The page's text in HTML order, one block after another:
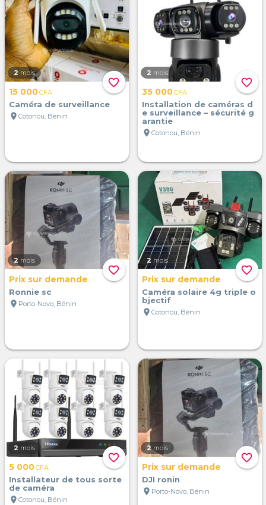
favorite_border
2 mois
15 000CFA
Caméra de surveillance
location_on Cotonou, Bénin
favorite_border
2 mois
35 000CFA
Installation de caméras d
e surveillance – sécurité g
arantie
location_on Cotonou, Bénin
favorite_border
2 mois
Prix sur demande
Ronnie sc
location_on Porto-Novo, Bénin
favorite_border
2 mois
Prix sur demande
Caméra solaire 4g triple o
bjectif
location_on Cotonou, Bénin
favorite_border
2 mois
5 000CFA
Installateur de tous sorte
de caméra
location_on Cotonou, Bénin
favorite_border
2 mois
Prix sur demande
DJI ronin
location_on Porto-Novo, Bénin